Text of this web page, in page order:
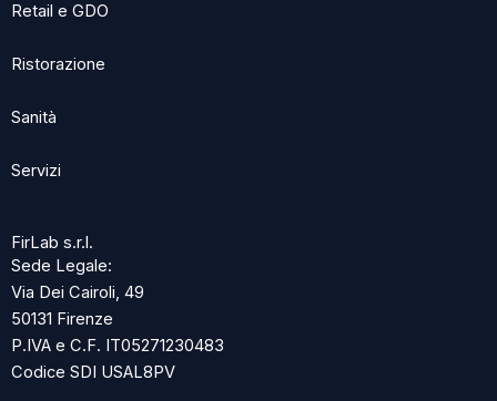
Retail e GDO
Ristorazione
Sanità
Servizi
FirLab s.r.l.
Sede Legale:
Via Dei Cairoli, 49
50131 Firenze
P.IVA e C.F. IT05271230483
Codice SDI USAL8PV